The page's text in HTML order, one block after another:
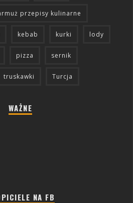
przepisy kulinarne
kebab kurki lody
pizza sernik
truskawki Turcja
WAŻNE
NA FB